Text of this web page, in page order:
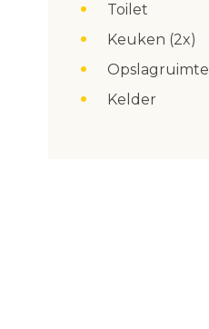
Toilet
Keuken (2x)
Opslagruimte
Kelder